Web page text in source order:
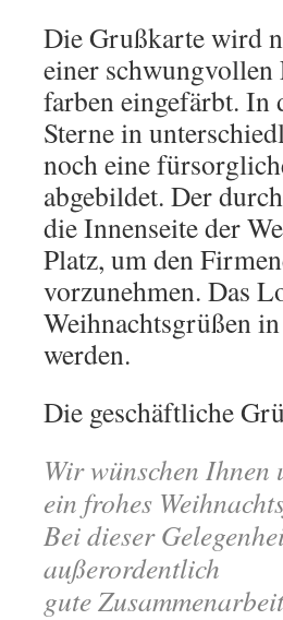
Die Grußkarte wird
einer schwungvollen
farben eingefärbt. In
Sterne in
noch eine
abgebildet. Der
die Innenseite der
Platz, um den
vorzunehmen. Das
Weihnachtsgrüßen
werden.
Die geschäftliche
Wir wünschen
ein frohes
Bei dieser
außerordentlich
gute